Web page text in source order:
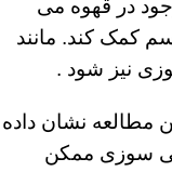
در قهوه می
کمک کند. مانند
نیز شود .
نشان داده
سوزی ممکن